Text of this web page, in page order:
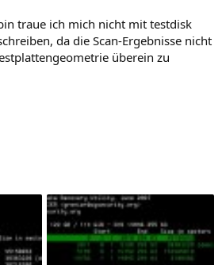
traue ich mich nicht mit testdisk
da die Scan-Ergebnisse nicht
überein zu